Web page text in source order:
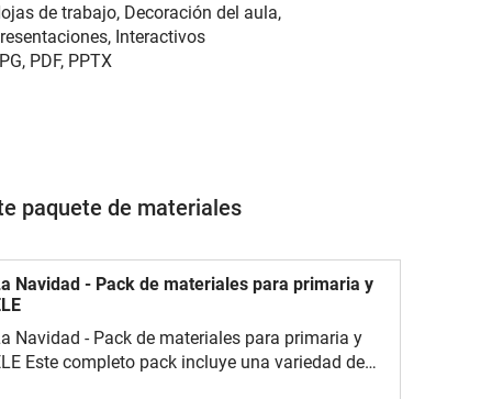
de trabajo, Decoración del aula,
Interactivos
PDF, PPTX
paquete de materiales
Navidad - Pack de materiales para primaria y
Navidad - Pack de materiales para primaria y
Este completo pack incluye una variedad de